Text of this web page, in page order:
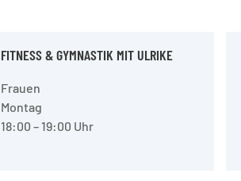
FITNESS & GYMNASTIK MIT ULRIKE
Frauen
Montag
18:00 – 19:00 Uhr